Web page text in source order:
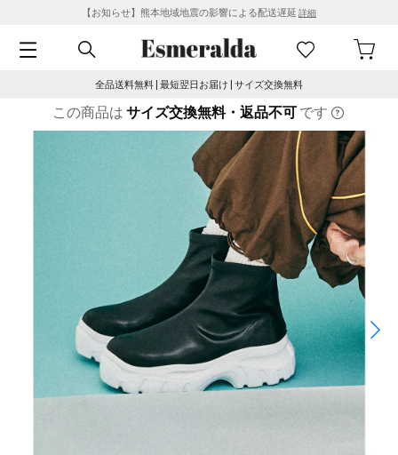
【お知らせ】熊本地域地震の影響による配送遅延 詳細
全品送料無料 | 最短翌日お届け | サイズ交換無料
この商品は サイズ交換無料・返品不可 です